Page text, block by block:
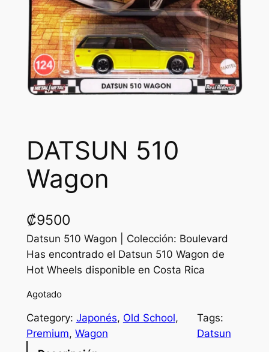
DATSUN 510
Wagon
₡9500
Datsun 510 Wagon | Colección: Boulevard
Has encontrado el Datsun 510 Wagon de
Hot Wheels disponible en Costa Rica
Agotado
Category: Japonés, Old School
Premium, Wagon
Tags:
Datsun